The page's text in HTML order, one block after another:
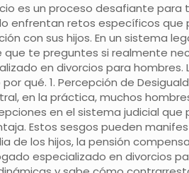
es un proceso desafiante para
enfrentan retos específicos que
con sus hijos. En un sistema
que te preguntes si realmente
en divorcios para hombres.
qué. 1. Percepción de
en la práctica, muchos
en el sistema judicial que
Estos sesgos pueden
de los hijos, la pensión
especializado en divorcios
28003 Madrid • Tel. 910746965
28232 pilar@abogadafamilia.com
Garena 28806, Alcalá de Henares,